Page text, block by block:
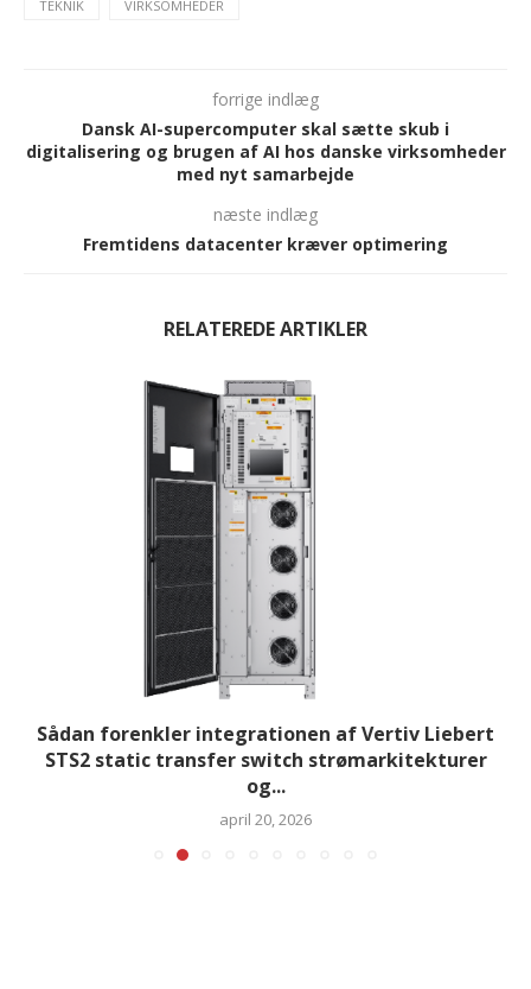
TEKNIK VIRKSOMHEDER
forrige indlæg
Dansk AI-supercomputer skal sætte skub i
digitalisering og brugen af AI hos danske virksomheder
med nyt samarbejde
næste indlæg
Fremtidens datacenter kræver optimering
RELATEREDE ARTIKLER
Sådan forenkler integrationen af Vertiv Liebert
STS2 static transfer switch strømarkitekturer
og...
april 20, 2026